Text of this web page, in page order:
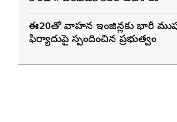
ఈ20తో వాహన ఇంజిన్లకు భారీ
ఫిర్యాదుపై స్పందించిన ప్రభుత్వం